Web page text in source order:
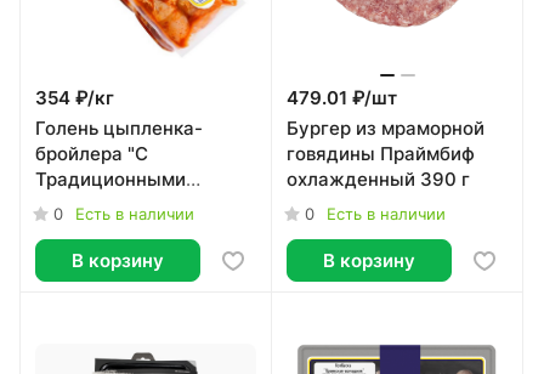
354 ₽/кг
Голень цыпленка-
бройлера "С
Традиционными
пряностями" Ряба
охлажденная, ~1кг
0 Есть в наличии
В корзину
479.01 ₽/шт
Бургер из мраморной
говядины Праймбиф
охлажденный 390 г
0 Есть в наличии
В корзину